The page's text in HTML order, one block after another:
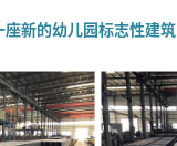
座新的幼儿园标志性建筑